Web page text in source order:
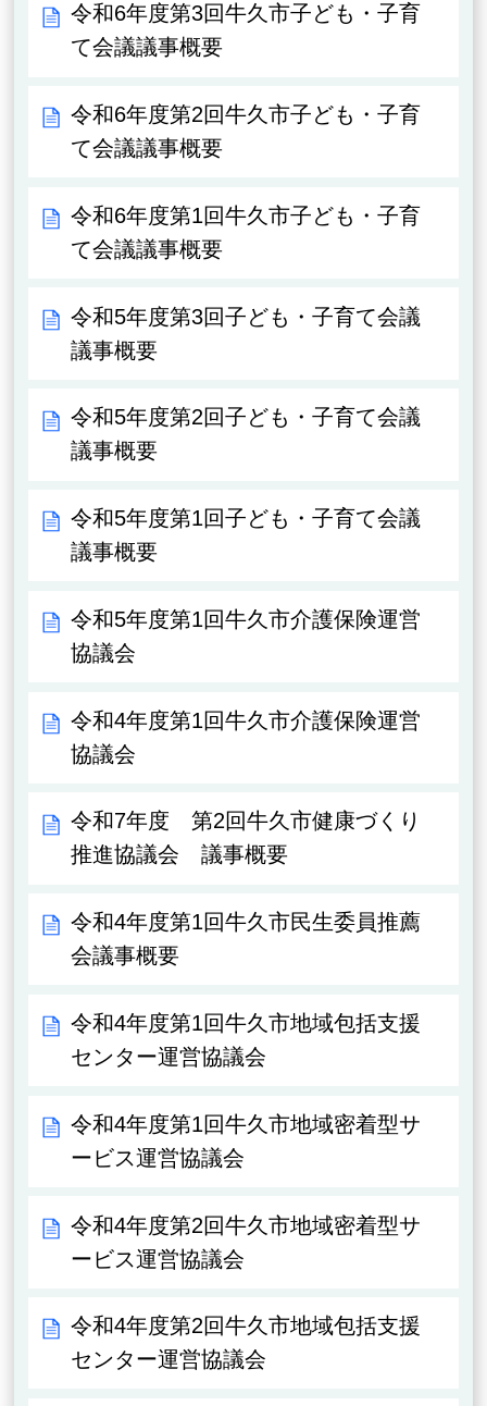
令和6年度第3回牛久市子ども・子育
て会議議事概要
令和6年度第2回牛久市子ども・子育
て会議議事概要
令和6年度第1回牛久市子ども・子育
て会議議事概要
令和5年度第3回子ども・子育て会議
議事概要
令和5年度第2回子ども・子育て会議
議事概要
令和5年度第1回子ども・子育て会議
議事概要
令和5年度第1回牛久市介護保険運営
協議会
令和4年度第1回牛久市介護保険運営
協議会
令和7年度 第2回牛久市健康づくり
推進協議会 議事概要
令和4年度第1回牛久市民生委員推薦
会議事概要
令和4年度第1回牛久市地域包括支援
センター運営協議会
令和4年度第1回牛久市地域密着型サ
ービス運営協議会
令和4年度第2回牛久市地域密着型サ
ービス運営協議会
令和4年度第2回牛久市地域包括支援
センター運営協議会